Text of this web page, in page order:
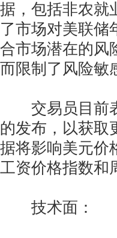
据，包括非农就
了市场对美联储
合市场潜在的风
而限制了风险敏
交易员目前表
的发布，以获取
据将影响美元价
工资价格指数和
技术面：